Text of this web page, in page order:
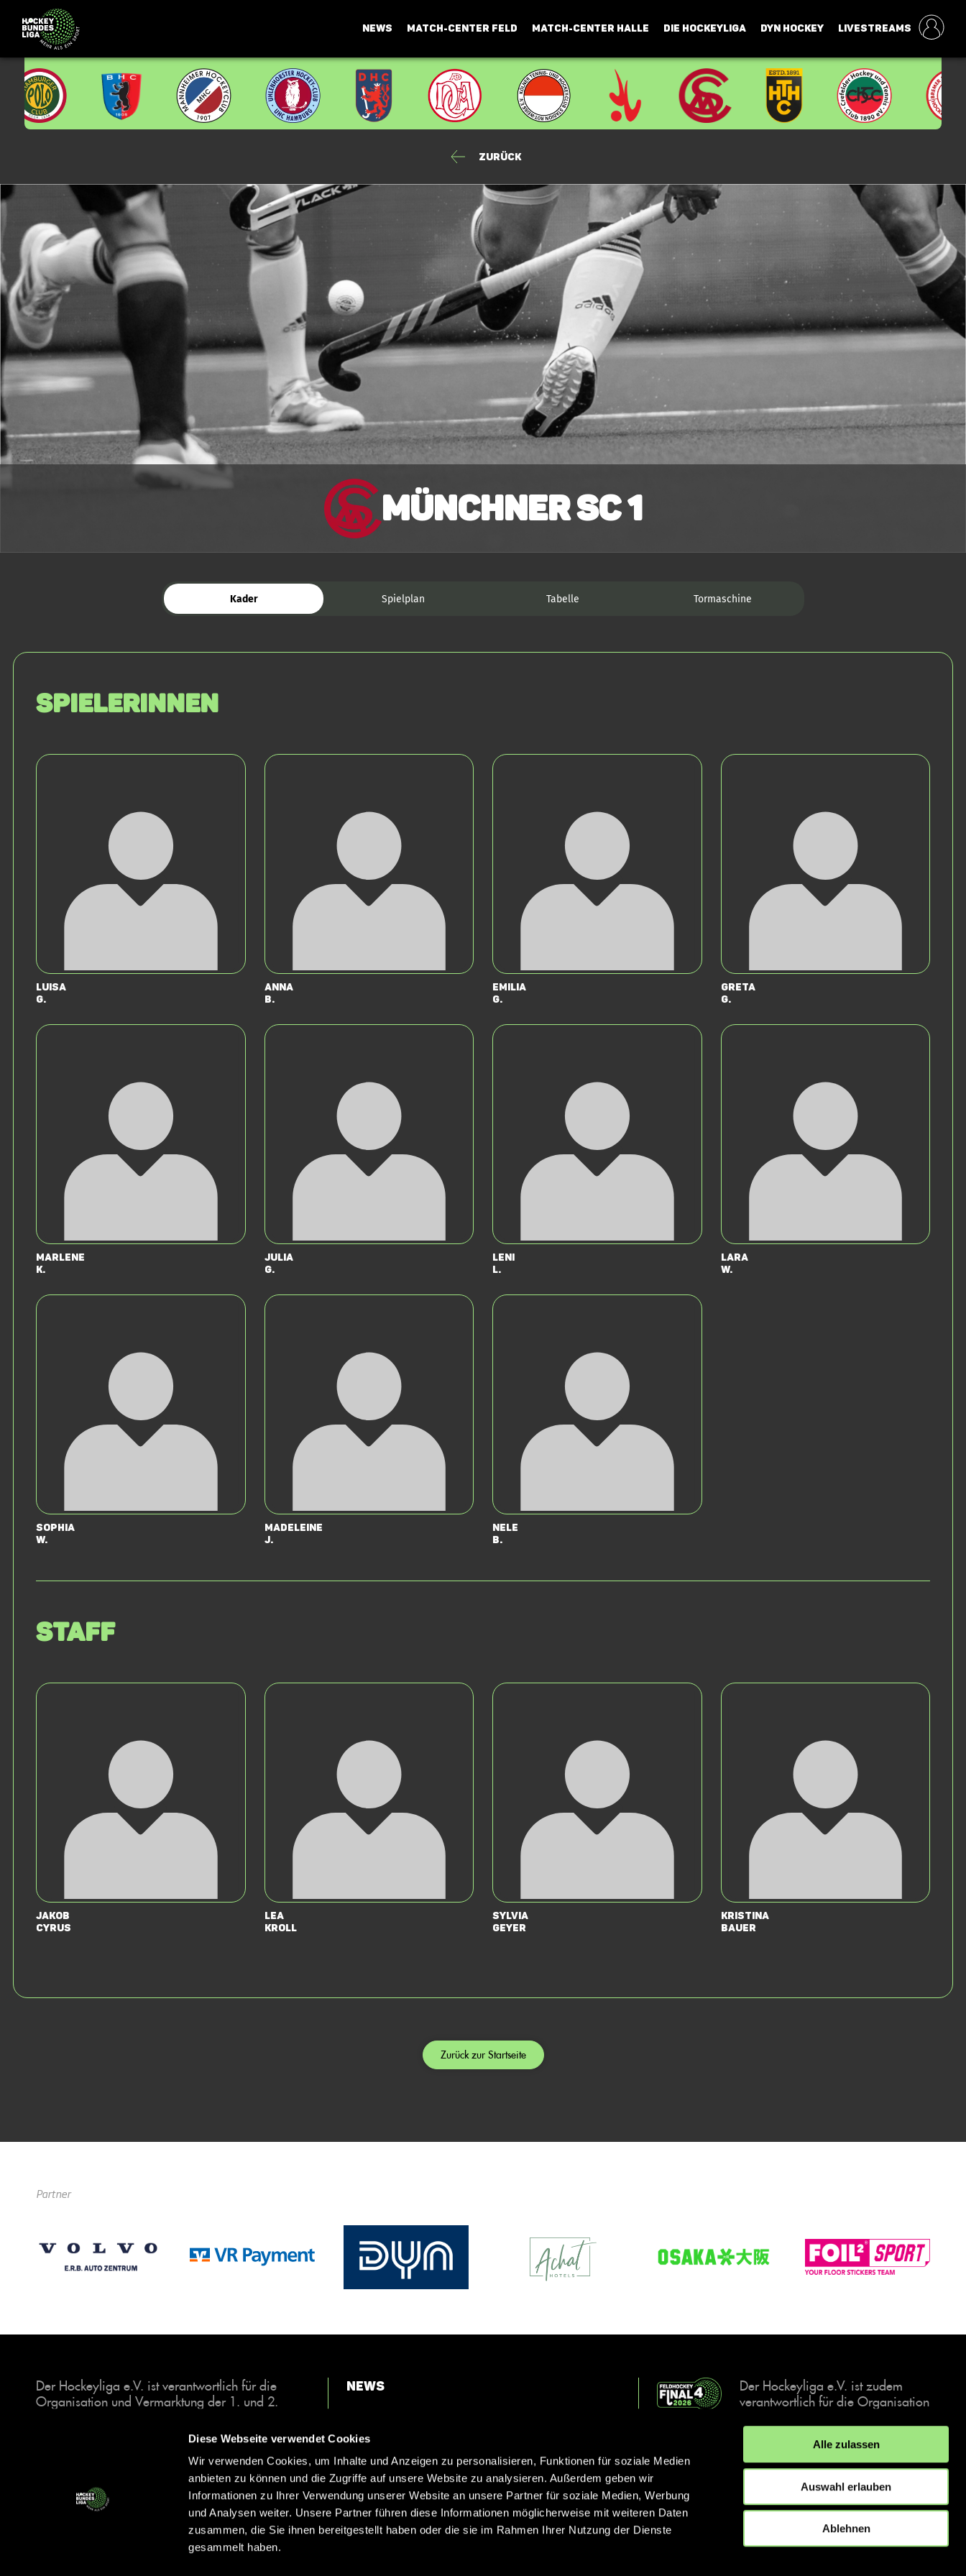
Diese Webseite verwendet Cookies
Wir verwenden Cookies, um Inhalte und Anzeigen zu personalisieren, Funktionen für soziale Medien
anbieten zu können und die Zugriffe auf unsere Website zu analysieren. Außerdem geben wir
Informationen zu Ihrer Verwendung unserer Website an unsere Partner für soziale Medien, Werbung
und Analysen weiter. Unsere Partner führen diese Informationen möglicherweise mit weiteren Daten
zusammen, die Sie ihnen bereitgestellt haben oder die sie im Rahmen Ihrer Nutzung der Dienste
gesammelt haben.
Alle zulassen
Auswahl erlauben
Ablehnen
NEWS MATCH-CENTER FELD MATCH-CENTER HALLE DIE HOCKEYLIGA DYN HOCKEY LIVESTREAMS
Zurück
Münchner SC 1
Kader Spielplan Tabelle Tormaschine
SPIELERINNEN
Luisa
G.
Anna
B.
Emilia
G.
Greta
G.
Marlene
K.
Julia
G.
Leni
L.
Lara
W.
Sophia
W.
Madeleine
J.
Nele
B.
Staff
Jakob
Cyrus
Lea
Kroll
Sylvia
Geyer
Kristina
Bauer
Zurück zur Startseite
Partner
Der Hockeyliga e.V. ist verantwortlich für die
Organisation und Vermarktung der 1. und 2.
Halle. Insgesamt sind über 60 Vereine unter dem
Dach der Hockeyliga organisiert, sowohl im
Herren als auch im Damen Bereich.
News
Kontakt
Der Hockeyliga e.V. ist zudem
verantwortlich für die Organisation
Events, der deutschen Hockey-
Meisterschaften.
IMPRESSUM DATENSCHUTZERKLÄRUNG
© 2026 hockey.de